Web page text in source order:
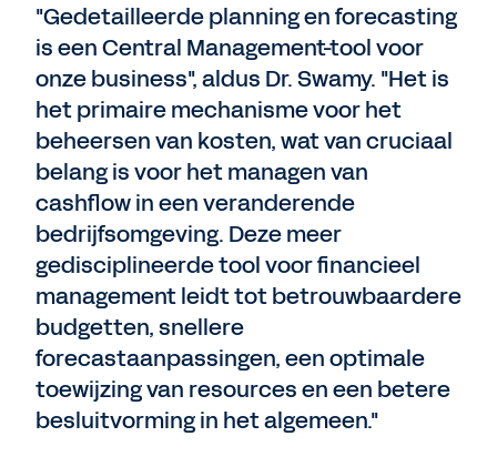
"Gedetailleerde planning en forecasting
is een Central Management-tool voor
onze business", aldus Dr. Swamy. "Het is
het primaire mechanisme voor het
beheersen van kosten, wat van cruciaal
belang is voor het managen van
cashflow in een veranderende
bedrijfsomgeving. Deze meer
gedisciplineerde tool voor financieel
management leidt tot betrouwbaardere
budgetten, snellere
forecastaanpassingen, een optimale
toewijzing van resources en een betere
besluitvorming in het algemeen."